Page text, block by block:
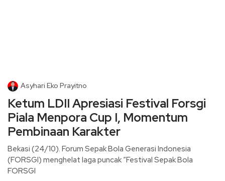
Asyhari Eko Prayitno
Ketum LDII Apresiasi Festival Forsgi
Piala Menpora Cup I, Momentum
Pembinaan Karakter
Bekasi (24/10). Forum Sepak Bola Generasi Indonesia
(FORSGI) menghelat laga puncak “Festival Sepak Bola
FORSGI